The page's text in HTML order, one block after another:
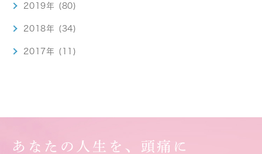
2019年 (80)
2018年 (34)
2017年 (11)
あなたの人生を、頭痛に